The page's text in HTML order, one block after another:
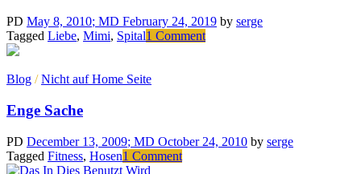
PD May 8, 2010; MD February 24, 2019 by serge
Tagged Liebe, Mimi, Spital1 Commenton
Blog /Nicht auf Home Seite
Enge Sache
PD December 13, 2009; MD October 24, 2010 by serge
Tagged Fitness, Hosen1 Commenton